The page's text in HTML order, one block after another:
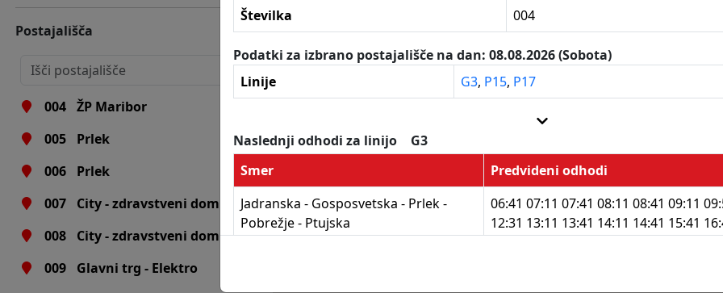
Postajališča
001 Avtobusna postaja
002
003 ŽP Maribor
004 ŽP Maribor
005
Prlek
006
Prlek
007
City - zdravstveni dom
008
City - zdravstveni dom
009
Glavni trg - Elektro
Številka
004
Podatki za izbrano postajališče na dan: 08.08.2026 (Sobota)
Linije
G3, P15, P17
Naslednji odhodi za linijo
G3
Smer
Predvideni odhodi
Jadranska - Gosposvetska - Prlek -
Pobrežje - Ptujska
06:41 07:11 07:41 08:11 08:41 09:11
12:31 13:11 13:41 14:11 14:41 15:41